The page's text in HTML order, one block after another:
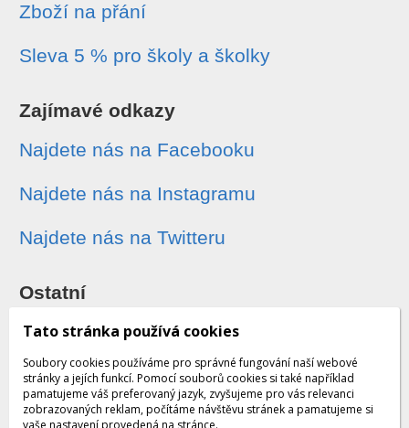
Zboží na přání
Sleva 5 % pro školy a školky
Zajímavé odkazy
Najdete nás na Facebooku
Najdete nás na Instagramu
Najdete nás na Twitteru
Ostatní
Sledování zásilek
Dárkové poukazy
Obchodní podmínky - archiv
Tato stránka používá cookies
Soubory cookies používáme pro správné fungování naší webové
stránky a jejích funkcí. Pomocí souborů cookies si také například
pamatujeme váš preferovaný jazyk, zvyšujeme pro vás relevanci
zobrazovaných reklam, počítáme návštěvu stránek a pamatujeme si
vaše nastavení provedená na stránce.